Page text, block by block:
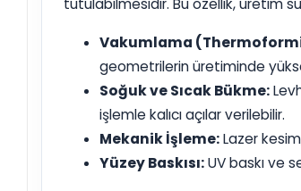
tutulabilmesidir. Bu özellik, üretim
Vakumlama
geometrilerin üretiminde
Soğuk ve Sıcak Bükme:
işlemle kalıcı açılar verilebilir.
Mekanik İşleme:Lazer
Yüzey Baskısı:UV baskı ve